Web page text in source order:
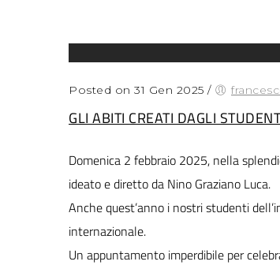
Posted on 31 Gen 2025 /
GLI ABITI CREATI DAGLI
Domenica 2 febbraio 2025, nella
ideato e diretto da Nino Graziano Luca.
Anche quest’anno i nostri studenti
internazionale.
Un appuntamento imperdibile per